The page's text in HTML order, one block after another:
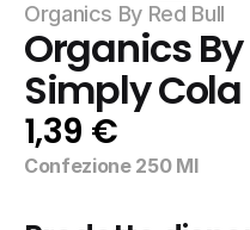
Organics By Red Bull
Organics By
Simply
1,39 €
Confezione 250 Ml